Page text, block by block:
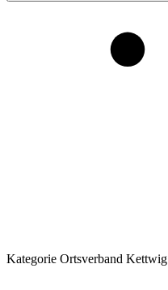
Kategorie Ortsverband Kettwig